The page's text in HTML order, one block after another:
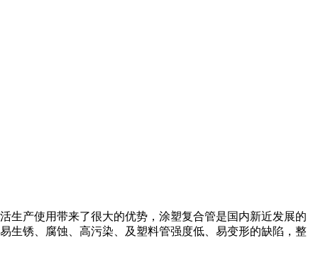
生产使用带来了很大的优势，涂塑复合管是国内新近发展的
生锈、腐蚀、高污染、及塑料管强度低、易变形的缺陷，整